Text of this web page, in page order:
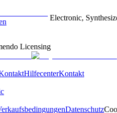
Electronic,
Licensing
HilfecenterKontakt
Datenschutz